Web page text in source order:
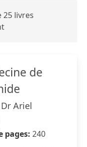
livres
de
Dr Ariel
pages: 240